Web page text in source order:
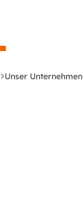
Unser Unternehmen